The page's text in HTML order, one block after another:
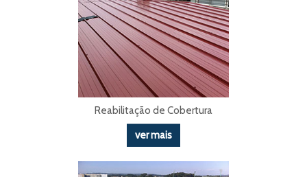
Reabilitação de Cobertura
ver mais